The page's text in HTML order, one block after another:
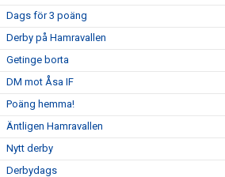
Dags för 3 poäng
Derby på Hamravallen
Getinge borta
DM mot Åsa IF
Poäng hemma!
Äntligen Hamravallen
Nytt derby
Derbydags